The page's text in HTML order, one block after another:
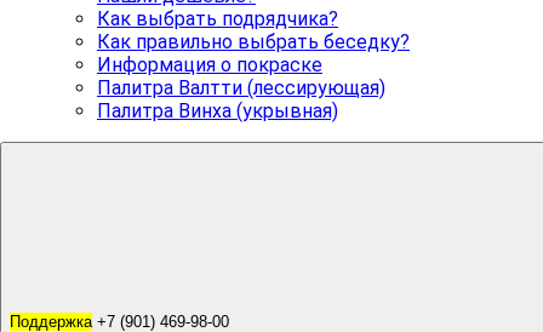
Как выбрать подрядчика?
Как правильно выбрать беседку?
Информация о покраске
Палитра Валтти (лессирующая)
Палитра Винха (укрывная)
Поддержка+7 (901) 469-98-00